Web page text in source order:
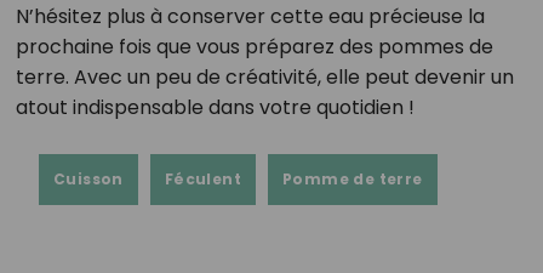
N’hésitez plus à conserver cette eau précieuse la
prochaine fois que vous préparez des pommes de
terre. Avec un peu de créativité, elle peut devenir un
atout indispensable dans votre quotidien !
Cuisson Féculent Pomme de terre